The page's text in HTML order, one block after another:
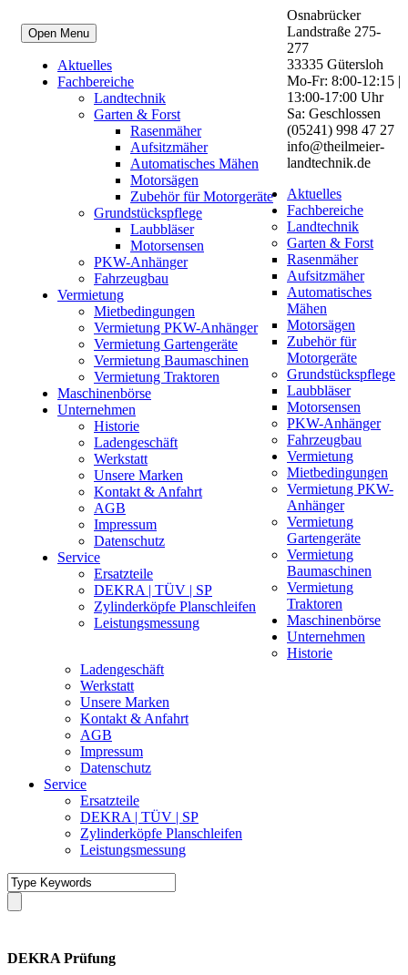
Open Menu
Aktuelles
Fachbereiche
Landtechnik
Garten & Forst
Rasenmäher
Aufsitzmäher
Automatisches Mähen
Motorsägen
Zubehör für Motorgeräte
Grundstückspflege
Laubbläser
Motorsensen
PKW-Anhänger
Fahrzeugbau
Vermietung
Mietbedingungen
Vermietung PKW-Anhänger
Vermietung Gartengeräte
Vermietung Baumaschinen
Vermietung Traktoren
Maschinenbörse
Unternehmen
Historie
Ladengeschäft
Werkstatt
Unsere Marken
Kontakt & Anfahrt
AGB
Impressum
Datenschutz
Service
Ersatzteile
DEKRA | TÜV | SP
Zylinderköpfe Planschleifen
Leistungsmessung
Osnabrücker
Landstraße 275-
277
33335 Gütersloh
Mo-Fr: 8:00-12:15 |
13:00-17:00 Uhr
Sa: Geschlossen
(05241) 998 47 27
info@theilmeier-
landtechnik.de
Aktuelles
Fachbereiche
Landtechnik
Garten & Forst
Rasenmäher
Aufsitzmäher
Automatisches
Mähen
Motorsägen
Zubehör für
Motorgeräte
Grundstückspflege
Laubbläser
Motorsensen
PKW-Anhänger
Fahrzeugbau
Vermietung
Mietbedingungen
Vermietung PKW-
Anhänger
Vermietung
Gartengeräte
Vermietung
Baumaschinen
Vermietung
Traktoren
Maschinenbörse
Unternehmen
Historie
Ladengeschäft
Werkstatt
Unsere Marken
Kontakt & Anfahrt
AGB
Impressum
Datenschutz
Service
Ersatzteile
DEKRA | TÜV | SP
Zylinderköpfe Planschleifen
Leistungsmessung
DEKRA Prüfung